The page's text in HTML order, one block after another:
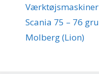
Værktøjsmaskiner
Scania 75 – 76
Molberg (Lion)